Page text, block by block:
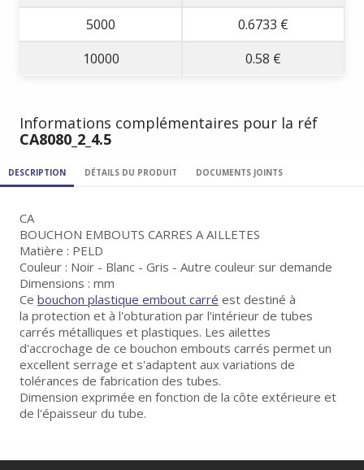
5000
0.6733 €
10000
0.58 €
Informations complémentaires pour la réf
CA8080_2_4.5
DESCRIPTION DÉTAILS DU PRODUIT DOCUMENTS JOINTS
CA
BOUCHON EMBOUTS CARRES A AILLETES
Matière : PELD
Couleur : Noir - Blanc - Gris - Autre couleur sur demande
Dimensions : mm
Ce bouchon plastique embout carré est destiné à
la protection et à l'obturation par l'intérieur de tubes
carrés métalliques et plastiques. Les ailettes
d'accrochage de ce bouchon embouts carrés permet un
excellent serrage et s'adaptent aux variations de
tolérances de fabrication des tubes.
Dimension exprimée en fonction de la côte extérieure et
de l'épaisseur du tube.